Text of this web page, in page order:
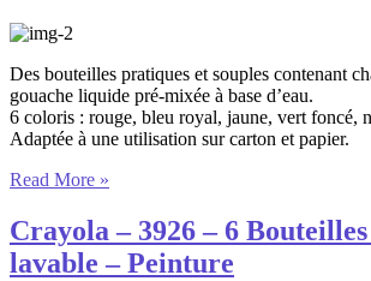
Des bouteilles pratiques et souples contenant
gouache liquide pré-mixée à base d’eau.
6 coloris : rouge, bleu royal, jaune, vert foncé,
Adaptée à une utilisation sur carton et papier.
Read More »
Crayola – 3926 – 6
lavable – Peinture